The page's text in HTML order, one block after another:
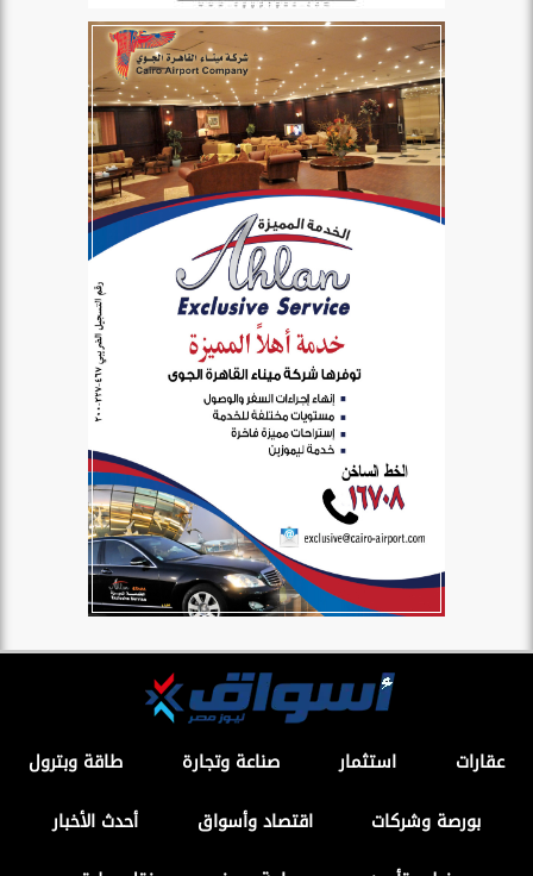
عقارات استثمار صناعة وتجارة
طاقة وبترول
بورصة وشركات
اقتصاد وأسواق
أحدث الأخبار